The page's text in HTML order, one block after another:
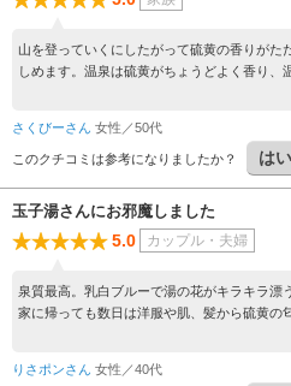
山を登っていくにしたがって硫黄の香りがた
しめます。温泉は硫黄がちょうどよく香り、
さくびーさん 女性／50代
このクチコミは参考になりましたか？ はい
玉子湯さんにお邪魔しました
5.0 カップル・夫婦
泉質最高。乳白ブルーで湯の花がキラキラ漂う
家に帰っても数日は洋服や肌、髪から硫黄の
帰り温泉は90分制で帰りは13:15分発の送迎
りさポンさん 女性／40代